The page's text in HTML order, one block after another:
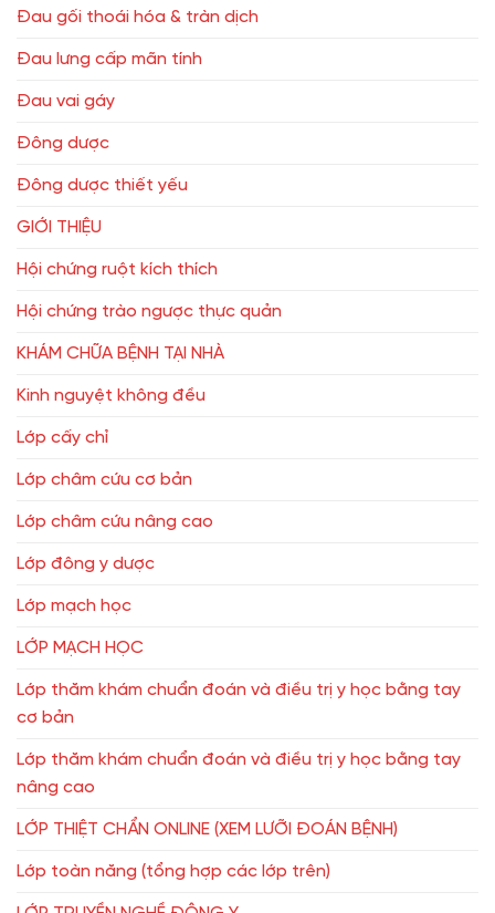
Đau gối thoái hóa & tràn dịch
Đau lưng cấp mãn tính
Đau vai gáy
Đông dược
Đông dược thiết yếu
GIỚI THIỆU
Hội chứng ruột kích thích
Hội chứng trào ngược thực quản
KHÁM CHỮA BỆNH TẠI NHÀ
Kinh nguyệt không đều
Lớp cấy chỉ
Lớp châm cứu cơ bản
Lớp châm cứu nâng cao
Lớp đông y dược
Lớp mạch học
LỚP MẠCH HỌC
Lớp thăm khám chuẩn đoán và điều trị y học bằng tay
cơ bản
Lớp thăm khám chuẩn đoán và điều trị y học bằng tay
nâng cao
LỚP THIỆT CHẨN ONLINE (XEM LƯỠI ĐOÁN BỆNH)
Lớp toàn năng (tổng hợp các lớp trên)